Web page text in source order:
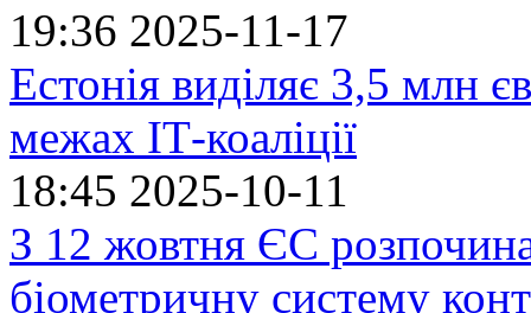
19:36 2025-11-17
Естонія виділяє 3,5 млн
межах ІТ-коаліції
18:45 2025-10-11
З 12 жовтня ЄС
біометричну систему